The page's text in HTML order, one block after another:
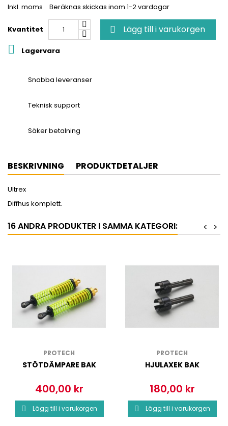
Inkl. moms Beräknas skickas inom 1-2 vardagar
Kvantitet  Lägg till i varukorgen
 Lagervara
Snabba leveranser
Teknisk support
Säker betalning
BESKRIVNING PRODUKTDETALJER
Ultrex
Diffhus komplett.
16 ANDRA PRODUKTER I SAMMA KATEGORI: >
<
PROTECH
STÖTDÄMPARE BAK
Pris
400,00 kr
 Lägg till i varukorgen
PROTECH
HJULAXEK BAK
Pris
180,00 kr
 Lägg till i varukorgen